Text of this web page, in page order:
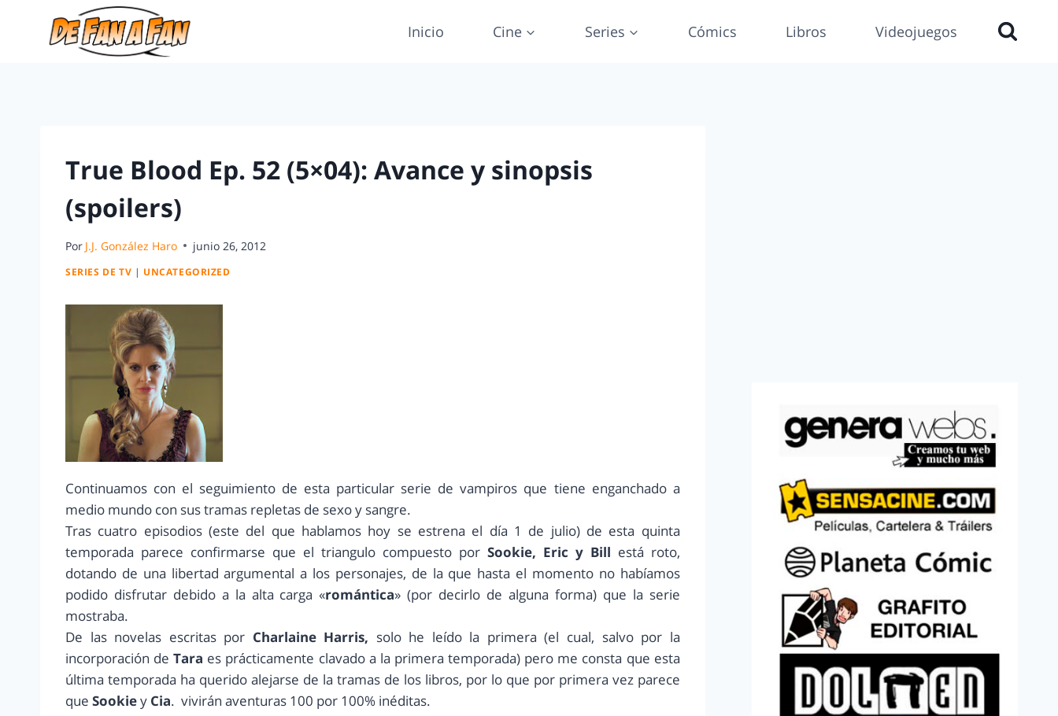
Inicio Cine Series Cómics Libros Videojuegos
True Blood Ep. 52 (5×04): Avance y sinopsis
(spoilers)
Por J.J. González Haro junio 26, 2012
SERIES DE TV | UNCATEGORIZED
Continuamos con el seguimiento de esta particular serie de vampiros que tiene enganchado a
medio mundo con sus tramas repletas de sexo y sangre.
Tras cuatro episodios (este del que hablamos hoy se estrena el día 1 de julio) de esta quinta
temporada parece confirmarse que el triangulo compuesto por Sookie, Eric y Bill está roto,
dotando de una libertad argumental a los personajes, de la que hasta el momento no habíamos
podido disfrutar debido a la alta carga «romántica» (por decirlo de alguna forma) que la serie
mostraba.
De las novelas escritas por Charlaine Harris, solo he leído la primera (el cual, salvo por la
incorporación deTara es prácticamente clavado a la primera temporada) pero me consta que esta
última temporada ha querido alejarse de la tramas de los libros, por lo que por primera vez parece
que Sookiey Cia. vivirán aventuras 100 por 100% inéditas.